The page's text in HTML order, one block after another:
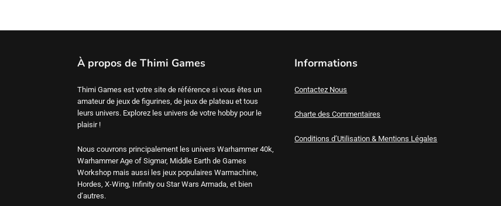
À propos de Thimi Games
Thimi Games est votre site de référence si vous êtes un
amateur de jeux de figurines, de jeux de plateau et tous
leurs univers. Explorez les univers de votre hobby pour le
plaisir !
Nous couvrons principalement les univers Warhammer 40k,
Warhammer Age of Sigmar, Middle Earth de Games
Workshop mais aussi les jeux populaires Warmachine,
Hordes, X-Wing, Infinity ou Star Wars Armada, et bien
d’autres.
Informations
Contactez Nous
Charte des Commentaires
Conditions d’Utilisation & Mentions Légales